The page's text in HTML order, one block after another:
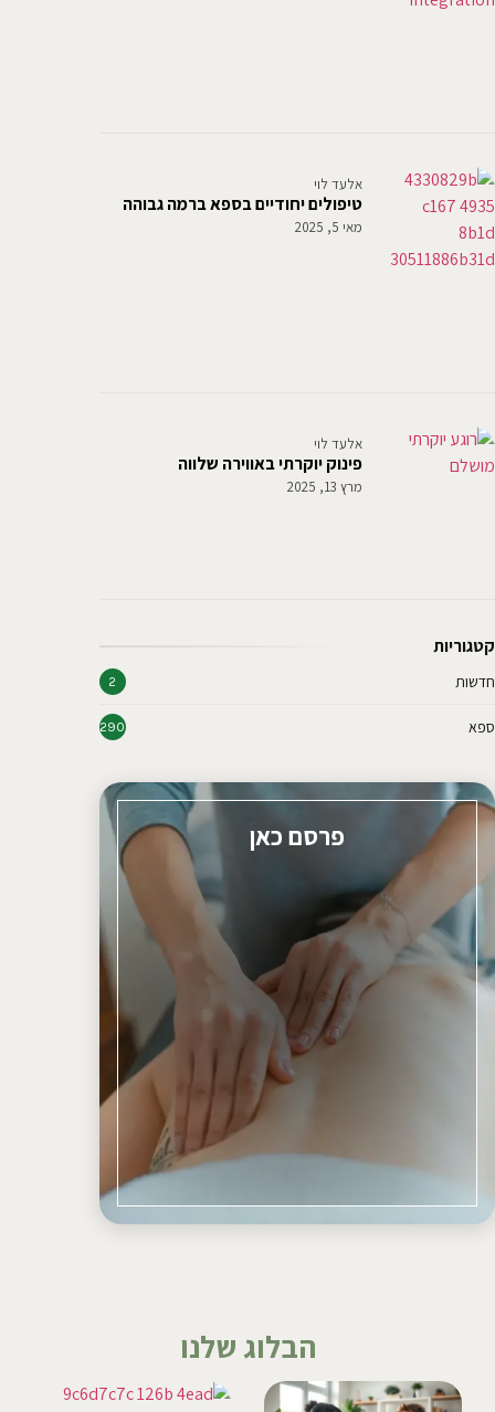
טיפולים יחודיים בספא ברמה גבוהה
אלעד לוי
מאי 5, 2025
פינוק יוקרתי באווירה שלווה
אלעד לוי
מרץ 13, 2025
קטגוריות
חדשות 2
ספא 290
פרסם כאן
הבלוג שלנו